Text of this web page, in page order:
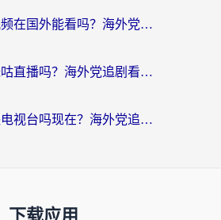
腾讯缓存的视频在国外能看吗？海外党追剧看片的终极解决方案
国外看不了咪咕直播吗？海外党追剧看片的加速器选择指南
国外能看中央电视台吗现在？海外党追剧看央视的实用指南
下载应用